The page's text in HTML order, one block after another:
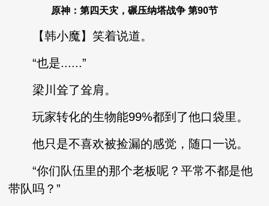
原神：第四天灾，碾压纳塔战争 第90节
【韩小魔】笑着说道。
“也是......”
梁川耸了耸肩。
玩家转化的生物能99%都到了他口袋里。
他只是不喜欢被捡漏的感觉，随口一说。
“你们队伍里的那个老板呢？平常不都是他
带队吗？”